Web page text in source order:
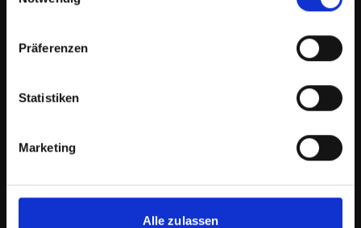
Präferenzen
Statistiken
Marketing
Alle zulassen
20:34